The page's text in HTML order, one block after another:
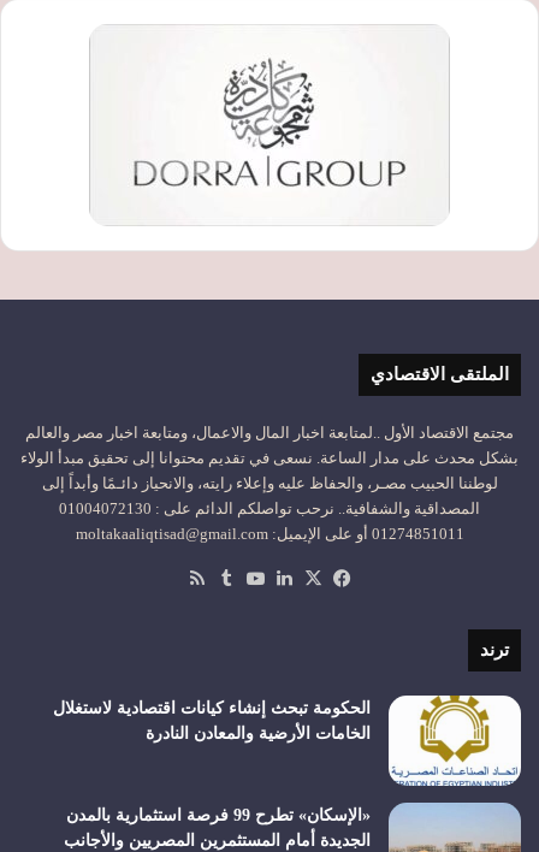
الملتقى الاقتصادي
مجتمع الاقتصاد الأول ..لمتابعة اخبار المال والاعمال، ومتابعة اخبار مصر والعالم
بشكل محدث على مدار الساعة. نسعى في تقديم محتوانا إلى تحقيق مبدأ الولاء
لوطننا الحبيب مصـر، والحفاظ عليه وإعلاء رايته، والانحياز دائـمًا وأبداً إلى
المصداقية والشفافية.. نرحب تواصلكم الدائم على : 01004072130
01274851011 أو على الإيميل: moltakaaliqtisad@gmail.com
فيسبوك
‫X لينكدإن‫YouTube
ترند
الحكومة تبحث إنشاء كيانات اقتصادية لاستغلال
الخامات الأرضية والمعادن النادرة
«الإسكان» تطرح 99 فرصة استثمارية بالمدن
الجديدة أمام المستثمرين المصريين والأجانب